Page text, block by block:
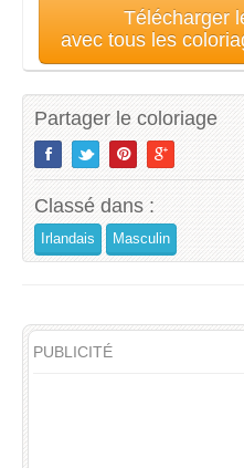
Télécharger
avec tous les
Partager le coloriage
Classé dans :
Irlandais Masculin
PUBLICITÉ